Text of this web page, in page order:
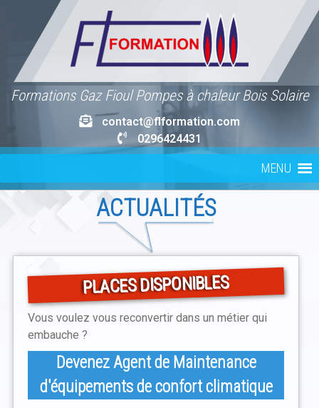
content
Formations Gaz Fioul Pompes à chaleur Bois Solaire
contact@flformation.com
0296424431
MENU
ACTUALITÉS
PLACES DISPONIBLES
Vous voulez vous reconvertir dans un métier qui
embauche ?
Devenez Agent de Maintenance
d'équipements de confort climatique